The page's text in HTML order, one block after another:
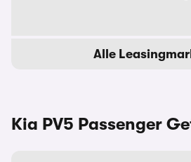
Alle
Kia PV5 Passenger